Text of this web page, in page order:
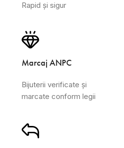
Rapid și sigur
Marcaj ANPC
Bijuterii verificate și
marcate conform legii